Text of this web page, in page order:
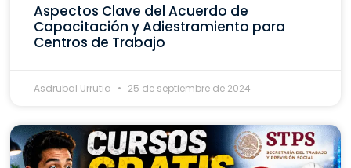
Aspectos Clave del Acuerdo de
Capacitación y Adiestramiento para
Centros de Trabajo
Asdrubal Urrutia 25 de septiembre de 2024